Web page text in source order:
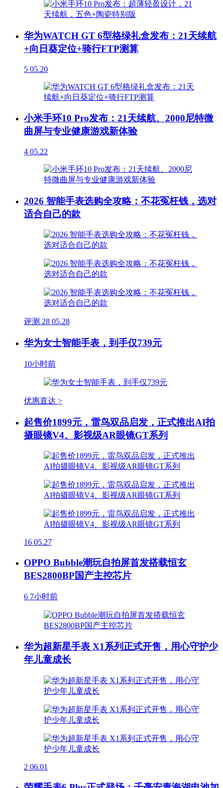
华为WATCH GT 6型格绿礼盒发布：21天续航
+向日葵定位+骑行FTP测算
5 05.20
小米手环10 Pro发布：21天续航、2000尼特微
曲屏与专业健康游戏新体验
4 05.22
2026 智能手表选购全攻略：不花冤枉钱，选对
适合自己的款
评测 28 05.28
华为女士智能手表，到手仅739元
10小时前
优惠直达 >
起售价1899元，雷鸟双品启发，正式推出AI拍
摄眼镜V4、影视级AR眼镜GT系列
16 05.27
OPPO Bubble潮玩自拍屏首发搭载恒玄
BES2800BP国产主控芯片
6 7小时前
华为超新星手表 X1系列正式开售，用心守护少
年儿童成长
2 06.01